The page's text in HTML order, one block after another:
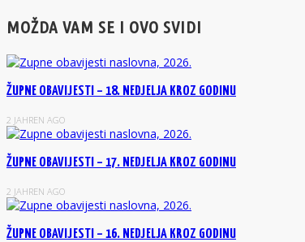
MOŽDA VAM SE I OVO SVIDI
ŽUPNE OBAVIJESTI – 18. NEDJELJA KROZ GODINU
2 JAHREN AGO
ŽUPNE OBAVIJESTI – 17. NEDJELJA KROZ GODINU
2 JAHREN AGO
ŽUPNE OBAVIJESTI – 16. NEDJELJA KROZ GODINU